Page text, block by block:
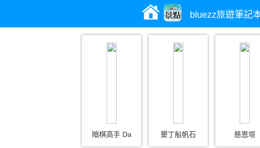
bluezz旅遊筆記
暗棋高手 Da 墾丁船帆石 慈恩塔